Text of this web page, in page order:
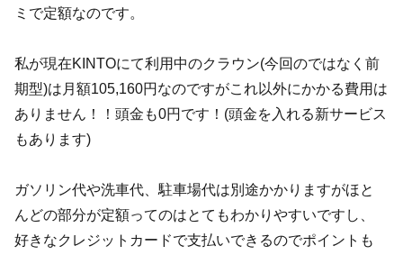
ミで定額なのです。
私が現在KINTOにて利用中のクラウン(今回のではなく前
期型)は月額105,160円なのですがこれ以外にかかる費用は
ありません！！頭金も0円です！(頭金を入れる新サービス
もあります)
ガソリン代や洗車代、駐車場代は別途かかりますがほと
んどの部分が定額ってのはとてもわかりやすいですし、
好きなクレジットカードで支払いできるのでポイントも